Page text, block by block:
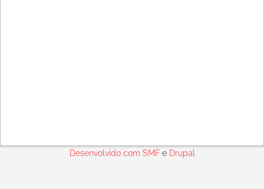
Desenvolvido com SMFe Drupal